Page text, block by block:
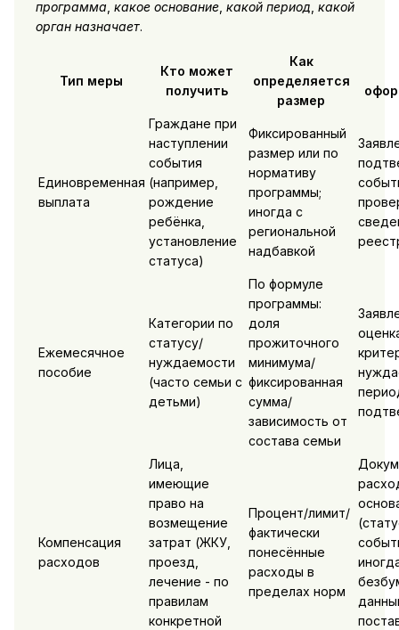
программа какое основание, какой период какой
орган назначает.
Тип меры
Кто может
получить
Как
определяется
размер
Единовременная
выплата
Граждане при
наступлении
события
(например,
рождение
ребёнка,
установление
статуса)
Фиксированный
размер или по
нормативу
программы;
иногда с
региональной
надбавкой
Ежемесячное
пособие
Категории по
статусу/
нуждаемости
(часто семьи с
детьми)
По формуле
программы:
доля
прожиточного
минимума/
фиксированная
сумма/
зависимость от
состава семьи
Компенсация
расходов
Лица,
имеющие
право на
возмещение
затрат (ЖКУ,
проезд,
лечение - по
правилам
конкретной
Процент/лимит/
фактически
понесённые
расходы в
пределах норм